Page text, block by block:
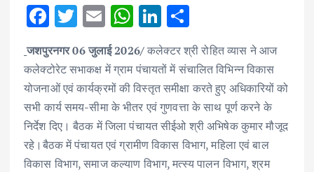
F
e
b
o
o
k
T
it
te
r
E
m
ai
l
W
at
s
A
p
p
Li
n
k
e
dI
n
h
ar
e
जशपुरनगर 06 जुलाई 2026/कलेक्टर श्री रोहित व्यास ने आज
कलेक्टोरेट सभाकक्ष में ग्राम पंचायतों में संचालित विभिन्न विकास
योजनाओं एवं कार्यक्रमों की विस्तृत समीक्षा करते हुए अधिकारियों को
सभी कार्य समय-सीमा के भीतर एवं गुणवत्ता के साथ पूर्ण करने के
निर्देश दिए। बैठक में जिला पंचायत सीईओ श्री अभिषेक कुमार मौजूद
रहे।बैठक में पंचायत एवं ग्रामीण विकास विभाग, महिला एवं बाल
विकास विभाग, समाज कल्याण विभाग, मत्स्य पालन विभाग, श्रम